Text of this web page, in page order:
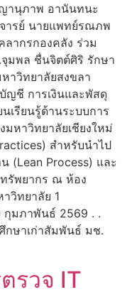
านุภาพ อานันทนะ
ารย์ นายแพทย์รณภพ
ลากรกองคลัง ร่วม
มพล ชื่นจิตต์ศิริ รักษา
าวิทยาลัยสงขลา
ชี การเงินและพัสดุ
เรียนรู้ด้านระบบการ
หาวิทยาลัยเชียงใหม่
สำหรับนำไป
(Lean Process) และ
รัพยากร ณ ห้อง
วิทยาลัย 1
กุมภาพันธ์ 2569 . .
กษาเก่าสัมพันธ์ มช.
รวจ IT